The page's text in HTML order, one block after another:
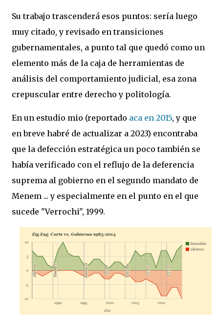
Su trabajo trascenderá esos puntos: sería luego
muy citado, y revisado en transiciones
gubernamentales, a punto tal que quedó como un
elemento más de la caja de herramientas de
análisis del comportamiento judicial, esa zona
crepuscular entre derecho y politología.
En un estudio mio (reportado aca en 2015, y que
en breve habré de actualizar a 2023) encontraba
que la defección estratégica un poco también se
había verificado con el reflujo de la deferencia
suprema al gobierno en el segundo mandato de
Menem ... y especialmente en el punto en el que
sucede "Verrochi", 1999.